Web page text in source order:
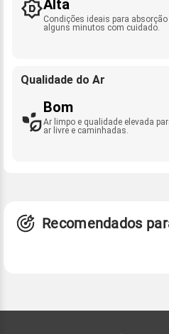
Alta
Condições ideais para
alguns minutos com cuidado.
Qualidade do Ar
Bom
Ar limpo e qualidade elevada
ar livre e caminhadas.
Recomendados